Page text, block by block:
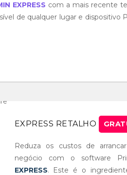
EXPRESS com a mais recente
de qualquer lugar e dispositivo
EXPRESS RETALHO
Reduza os custos de
negócio com o software
EXPRESS. Este é o